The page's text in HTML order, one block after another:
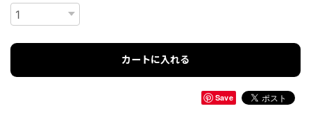
カートに入れる
Save